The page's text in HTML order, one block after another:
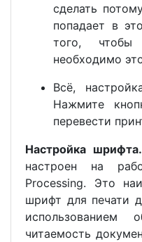
сделать
попадает в
того, чтобы
необходимо
Всё,
Нажмите
перевести
Настройка шрифта.
настроен на
Processing. Это
шрифт для печати
использованием
читаемость